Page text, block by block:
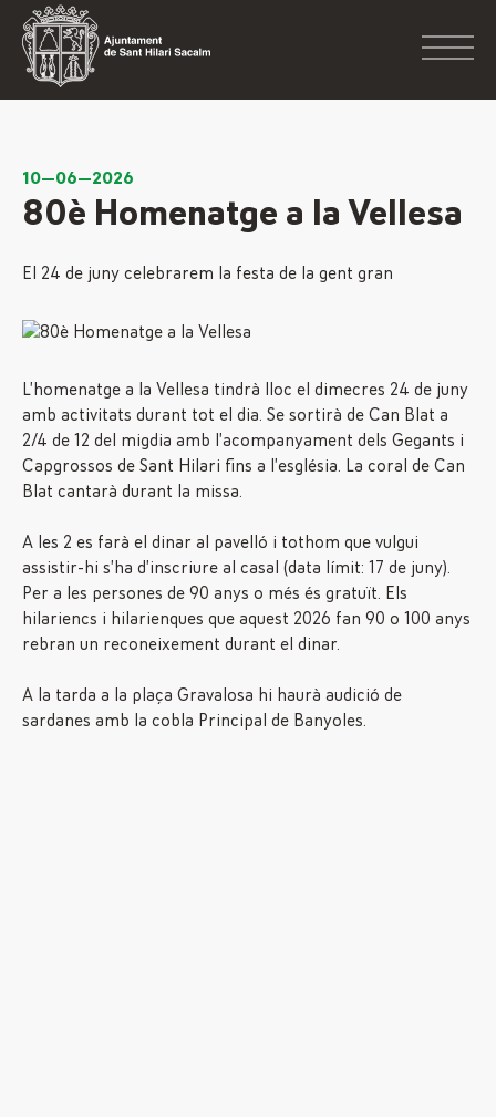
10—06—2026
80è Homenatge a la Vellesa
El 24 de juny celebrarem la festa de la gent gran
L’homenatge a la Vellesa tindrà lloc el dimecres 24 de juny
amb activitats durant tot el dia. Se sortirà de Can Blat a
2/4 de 12 del migdia amb l’acompanyament dels Gegants i
Capgrossos de Sant Hilari fins a l’església. La coral de Can
Blat cantarà durant la missa.
A les 2 es farà el dinar al pavelló i tothom que vulgui
assistir-hi s’ha d’inscriure al casal (data límit: 17 de juny).
Per a les persones de 90 anys o més és gratuït. Els
hilariencs i hilarienques que aquest 2026 fan 90 o 100 anys
rebran un reconeixement durant el dinar.
A la tarda a la plaça Gravalosa hi haurà audició de
sardanes amb la cobla Principal de Banyoles.